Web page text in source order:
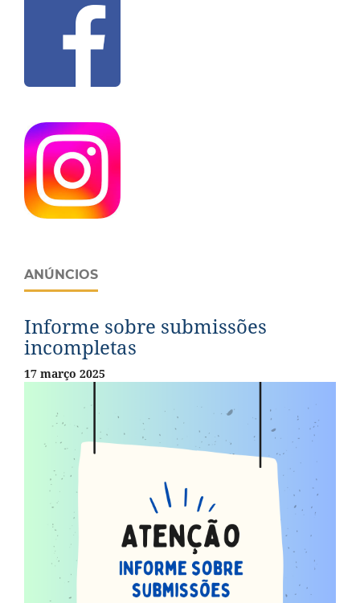
ANÚNCIOS
Informe sobre submissões
incompletas
17 março 2025